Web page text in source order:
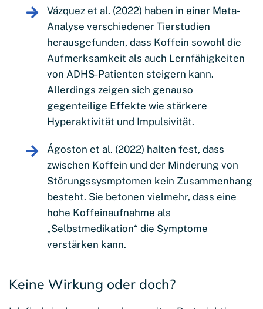
Vázquez et al. (2022) haben in einer Meta-
Analyse verschiedener Tierstudien
herausgefunden, dass Koffein sowohl die
Aufmerksamkeit als auch Lernfähigkeiten
von ADHS-Patienten steigern kann.
Allerdings zeigen sich genauso
gegenteilige Effekte wie stärkere
Hyperaktivität und Impulsivität.
Ágoston et al. (2022) halten fest, dass
zwischen Koffein und der Minderung von
Störungssysmptomen kein Zusammenhang
besteht. Sie betonen vielmehr, dass eine
hohe Koffeinaufnahme als
„Selbstmedikation“ die Symptome
verstärken kann.
Keine Wirkung oder doch?